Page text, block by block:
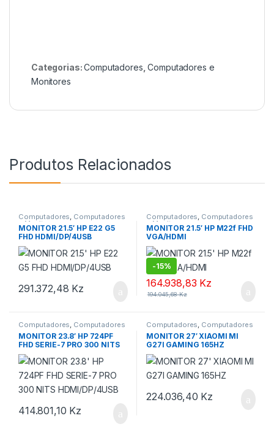
Categorias:Computadores ,Computadores e
Monitores
Produtos Relacionados
Computadores, Computadores
e Monitores
MONITOR 21.5′ HP E22 G5
FHD HDMI/DP/4USB
291.372,48 Kz
Computadores, Computadores
e Monitores
MONITOR 21.5′ HP M22f FHD
VGA/HDMI
-15%
164.938,83 Kz
194.045,68Kz
Computadores, Computadores
e Monitores
MONITOR 23.8′ HP 724PF
FHD SERIE-7 PRO 300 NITS
HDMI/DP/4USB
414.801,10 Kz
Computadores, Computadores
e Monitores
MONITOR 27′ XIAOMI MI
G27I GAMING 165HZ
224.036,40 Kz